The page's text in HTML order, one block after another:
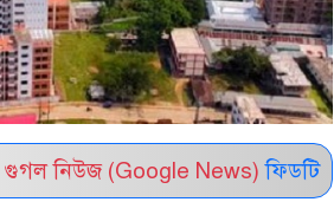
গুগল নিউজ (Google News) ফিডটি